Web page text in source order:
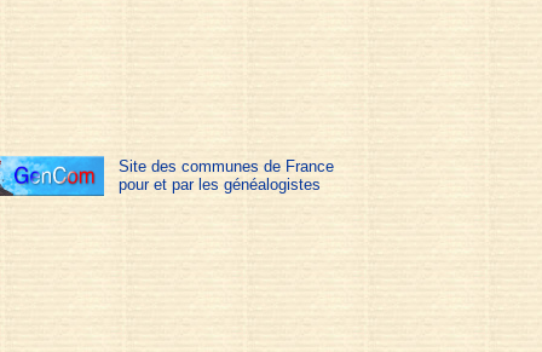
Site des communes de France
pour et par les généalogistes